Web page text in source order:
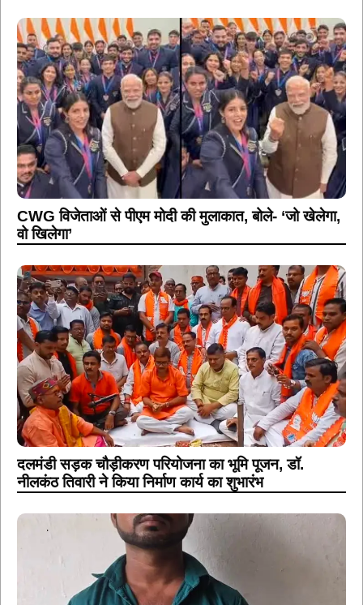
CWG विजेताओं से पीएम मोदी की मुलाकात, बोले- ‘जो खेलेगा,
वो खिलेगा’
दलमंडी सड़क चौड़ीकरण परियोजना का भूमि पूजन, डॉ.
नीलकंठ तिवारी ने किया निर्माण कार्य का शुभारंभ